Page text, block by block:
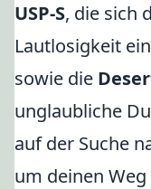
USP-S, die sich
Lautlosigkeit
sowie die
unglaubliche
auf der Suche
um deinen